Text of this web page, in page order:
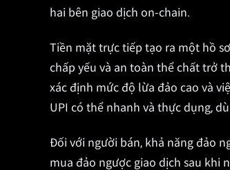
hai bên giao dịch on-chain.
Tiền mặt trực tiếp tạo ra một hồ
chấp yếu và an toàn thể chất trở
xác định mức độ lừa đảo cao và
UPI có thể nhanh và thực dụng,
Đối với người bán, khả năng đảo
mua đảo ngược giao dịch sau khi